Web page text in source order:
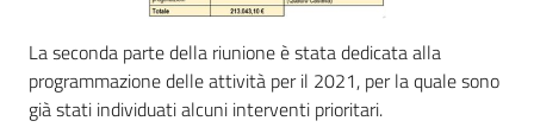
La seconda parte della riunione è stata dedicata alla
programmazione delle attività per il 2021, per la quale sono
già stati individuati alcuni interventi prioritari.